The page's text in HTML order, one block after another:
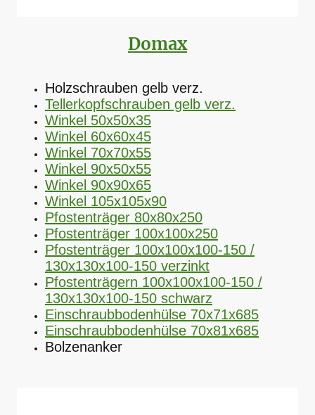
Domax
Holzschrauben gelb verz.
Tellerkopfschrauben gelb verz.
Winkel 50x50x35
Winkel 60x60x45
Winkel 70x70x55
Winkel 90x50x55
Winkel 90x90x65
Winkel 105x105x90
Pfostenträger 80x80x250
Pfostenträger 100x100x250
Pfostenträger 100x100x100-150 /
130x130x100-150 verzinkt
Pfostenträgern 100x100x100-150 /
130x130x100-150 schwarz
Einschraubbodenhülse 70x71x685
Einschraubbodenhülse 70x81x685
Bolzenanker